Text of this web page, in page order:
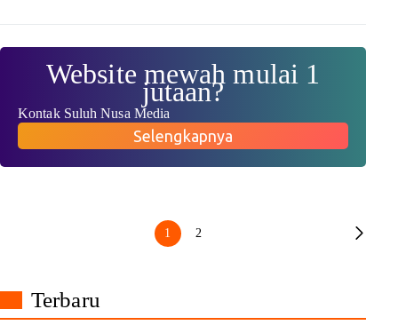
Website mewah mulai 1
jutaan?
Kontak Suluh Nusa Media
Selengkapnya
1 2
Terbaru